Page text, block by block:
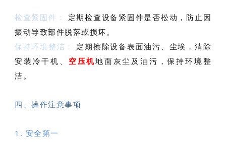
检查紧固件：
定期检查设备紧固件是否松动，防止因
振动导致部件脱落或损坏。
保持环境整洁：
定期擦除设备表面油污、尘埃，清除
安装冷干机、 空压机地面灰尘及油污，保持环境整
洁。
四、操作注意事项
1. 安全第一